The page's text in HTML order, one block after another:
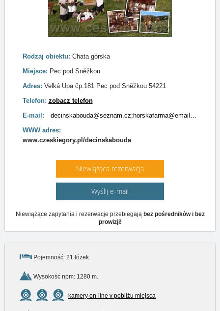
Rodzaj obiektu: Chata górska
Miejsce: Pec pod Sněžkou
Adres: Velká Upa čp.181 Pec pod Sněžkou 54221
Telefon: zobacz telefon
E-mail:
decinskabouda@seznam.cz;horskafarma@email.cz
WWW adres:
www.czeskiegory.pl/decinskabouda
Niewiążąca rezerwacja
Wyślij e-mail
Niewiążące zapytania i rezerwacje przebiegają bez pośredników i bez
prowizji!
Pojemność: 21 łóżek
Wysokość npm: 1280 m.
kamery on-line v pobliżu miejsca